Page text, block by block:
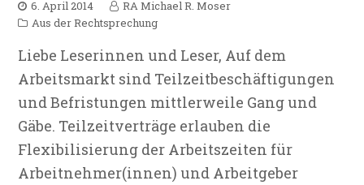
6. April 2014
RA Michael R. Moser
Aus der Rechtsprechung
Liebe Leserinnen und Leser, Auf dem
Arbeitsmarkt sind Teilzeitbeschäftigungen
und Befristungen mittlerweile Gang und
Gäbe. Teilzeitverträge erlauben die
Flexibilisierung der Arbeitszeiten für
Arbeitnehmer(innen) und Arbeitgeber